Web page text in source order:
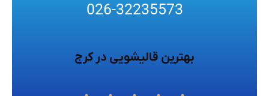
026-32235573
بهترین قالیشویی در کرج